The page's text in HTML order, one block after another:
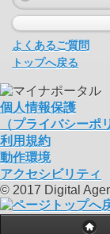
よくあるご質問
トップへ戻る
個人情報保護
（プライバシーポ
利用規約
動作環境
アクセシビリティ
© 2017 Digital